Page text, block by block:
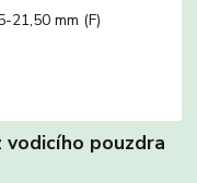
vodicího pouzdra